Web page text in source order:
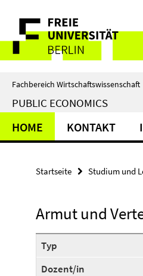
direkt
Inhalt
Service-
Navigation
Fachbereich Wirtschaftswissenschaft
PUBLIC ECONOMICS
HOME KONTAKT
Startseite Studium und
Armut und
Typ
Dozent/in